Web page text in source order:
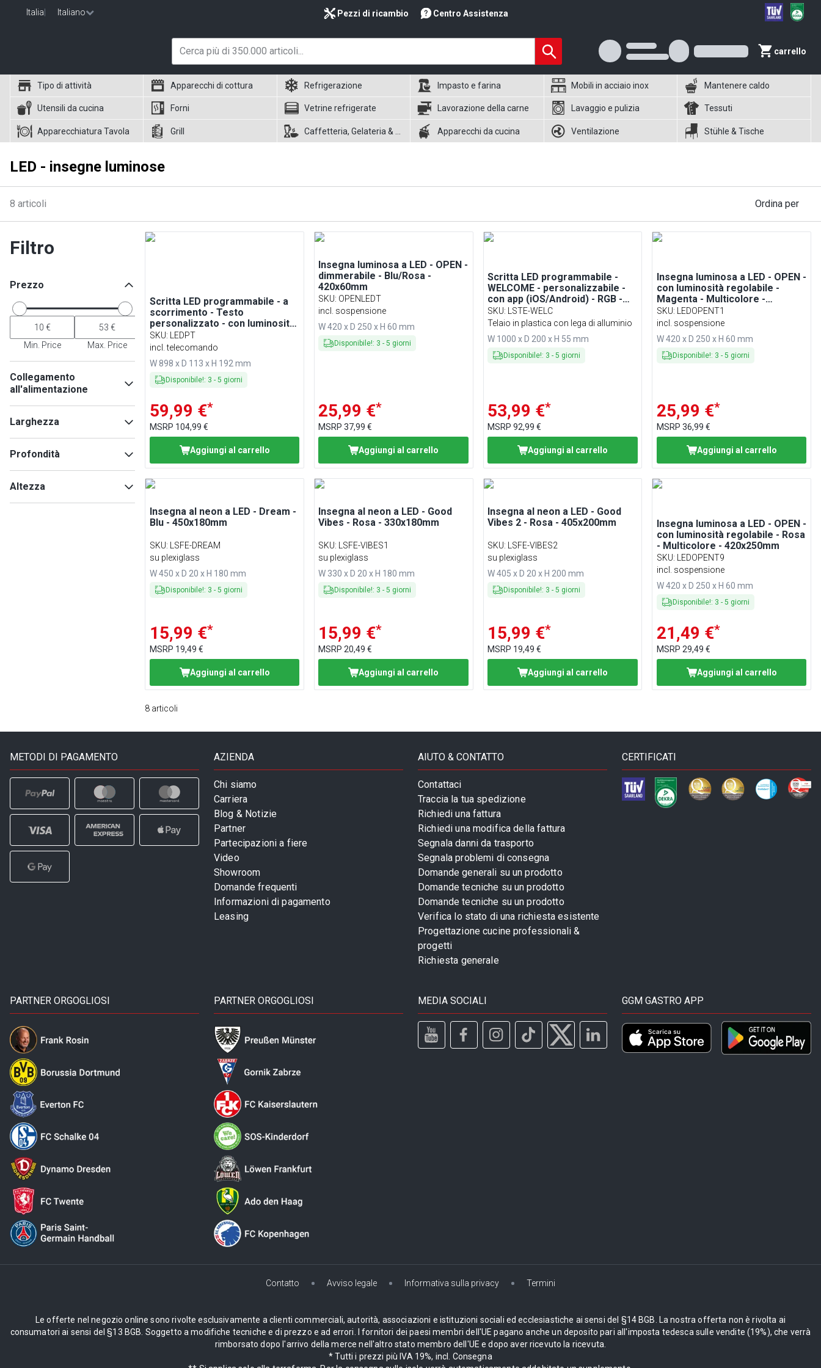
Italia Italiano Pezzi di ricambio Centro Assistenza
carrello
Tipo di attività Apparecchi di cottura Refrigerazione Impasto e farina Mobili in acciaio inox Mantenere caldo
Utensili da cucina Forni Vetrine refrigerate Lavorazione della carne Lavaggio e pulizia Tessuti
Apparecchiatura Tavola Grill Apparecchi da cucina Ventilazione Stühle & Tische
LED - insegne luminose
8 articoli Ordina per
Filtro
Prezzo
Min. Price Max. Price
Collegamento
all'alimentazione
Larghezza
Profondità
Altezza
Scritta LED programmabile - a
scorrimento - Testo
personalizzato - con luminosità
regolabile - personalizzabile -
con app (iOS/Android) e
898x192mm
SKU:
LEDPT
incl. telecomando
W 898 x D 113 x H 192 mm
Disponibile!: 3 - 5 giorni
59,99 €*
MSRP 104,99 €
Aggiungi al carrello
Insegna luminosa a LED - OPEN -
dimmerabile - Blu/Rosa -
420x60mm
SKU: OPENLEDT
incl. sospensione
W 420 x D 250 x H 60 mm
Disponibile!: 3 -5 giorni
25,99 €*
MSRP37,99 €
Aggiungi al carrello
Scritta LED programmabile -
WELCOME - personalizzabile -
con app (iOS/Android) - RGB -
1000x55mm
SKU:
LSTE-WELC
Telaio in plastica con lega di alluminio
W 1000 x D 200 x H 55 mm
Disponibile!: 3 -5 giorni
53,99 €*
MSRP92,99 €
Aggiungi al carrello
Insegna luminosa a LED - OPEN -
con luminosità regolabile -
Magenta - Multicolore -
420x250mm
SKU:
LEDOPENT1
incl. sospensione
W 420 x D 250 x H 60 mm
Disponibile!: 3 - 5 giorni
25,99 €*
MSRP 36,99 €
Aggiungi al carrello
Insegna al neon a LED - Dream -
Blu - 450x180mm
SKU: LSFE-DREAM
su plexiglass
W 450 x D 20 x H 180 mm
Disponibile!: 3 - 5 giorni
15,99 €*
MSRP 19,49 €
Aggiungi al carrello
Insegna al neon a LED - Good
Vibes - Rosa - 330x180mm
SKU: LSFE-VIBES1
su plexiglass
W 330 x D 20 x H 180 mm
Disponibile!: 3 -5 giorni
15,99 €*
MSRP20,49 €
Aggiungi al carrello
Insegna al neon a LED - Good
Vibes 2 - Rosa - 405x200mm
SKU: LSFE-VIBES2
su plexiglass
W 405 x D 20 x H 200 mm
Disponibile!: 3 -5 giorni
15,99 €*
MSRP 19,49 €
Aggiungi al carrello
Insegna luminosa a LED - OPEN -
con luminosità regolabile - Rosa
- Multicolore - 420x250mm
SKU: LEDOPENT9
incl. sospensione
W 420 x D 250 x H 60 mm
Disponibile!: 3 - 5 giorni
21,49 €*
MSRP 29,49 €
Aggiungi al carrello
8 articoli
METODI DI PAGAMENTO AZIENDA
Chi siamo
Carriera
Blog & Notizie
Partner
Partecipazioni a fiere
Video
Showroom
Domande frequenti
Informazioni di pagamento
Leasing
AIUTO & CONTATTO
Contattaci
Traccia la tua spedizione
Richiedi una fattura
Richiedi una modifica della fattura
Segnala danni da trasporto
Segnala problemi di consegna
Domande generali su un prodotto
Domande tecniche su un prodotto
Domande tecniche su un prodotto
Verifica lo stato di una richiesta esistente
Progettazione cucine professionali &
progetti
Richiesta generale
CERTIFICATI
PARTNER ORGOGLIOSI PARTNER ORGOGLIOSI MEDIA SOCIALI GGM GASTRO APP
Contatto Avviso legale Informativa sulla privacy Termini
Le offerte nel negozio online sono rivolte esclusivamente a clienti commerciali, autorità, associazioni e istituzioni sociali ed ecclesiastiche ai sensi del §14 BGB. La nostra offerta non è rivolta ai
consumatori ai sensi del §13 BGB. Soggetto a modifiche tecniche e di prezzo e ad errori. I fornitori dei paesi membri dell'UE pagano anche un deposito pari all'imposta tedesca sulle vendite (19%), che verrà
rimborsato dopo l'arrivo della merce nell'altro stato membro dell'UE e dopo aver ricevuto la ricevuta.
* Tutti i prezzi più IVA 19%, incl. Consegna